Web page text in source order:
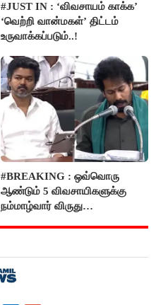
#JUST IN : ‘விவசாயம் காக்க’
‘வெற்றி வான்மகள்’ திட்டம்
உருவாக்கப்படும்..!
#BREAKING : ஒவ்வொரு
ஆண்டும் 5 விவசாயிகளுக்கு
நம்மாழ்வார் விருது